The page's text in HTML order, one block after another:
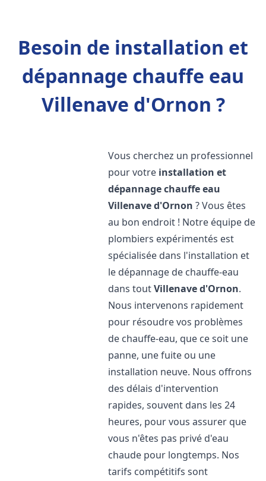
Besoin de installation et
dépannage chauffe eau
Villenave d'Ornon ?
Vous cherchez un professionnel
pour votre installation et
dépannage chauffe eau
Villenave d'Ornon ? Vous êtes
au bon endroit ! Notre équipe de
plombiers expérimentés est
spécialisée dans l'installation et
le dépannage de chauffe-eau
dans toutVillenave d'Ornon.
Nous intervenons rapidement
pour résoudre vos problèmes
de chauffe-eau, que ce soit une
panne, une fuite ou une
installation neuve. Nous offrons
des délais d'intervention
rapides, souvent dans les 24
heures, pour vous assurer que
vous n'êtes pas privé d'eau
chaude pour longtemps. Nos
tarifs compétitifs sont